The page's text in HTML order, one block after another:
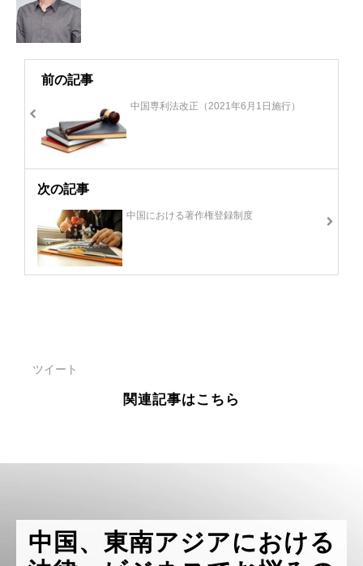
前の記事
中国専利法改正（2021年6月1日施行）
次の記事
中国における著作権登録制度
ツイート
関連記事はこちら
中国、東南アジアにおける